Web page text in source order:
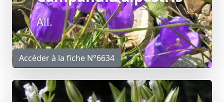
All.
Accéder à la fiche N°6634